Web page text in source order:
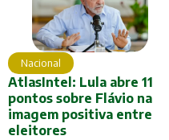
Nacional
AtlasIntel: Lula abre 11
pontos sobre Flávio na
imagem positiva entre
eleitores